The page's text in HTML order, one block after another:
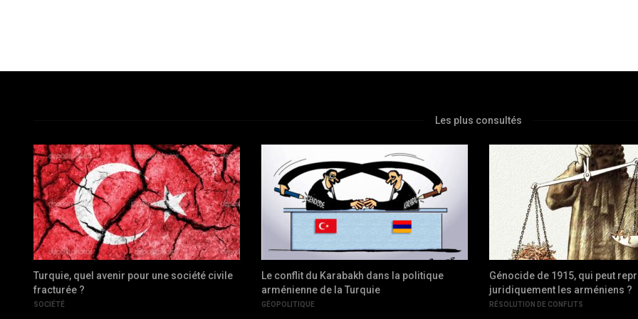
Les plus consultés
Turquie, quel avenir pour une société civile
fracturée ?
SOCIÉTÉ
Le conflit du Karabakh dans la politique
arménienne de la Turquie
GÉOPOLITIQUE
Génocide de 1915, qui peut
juridiquement les arméniens ?
RÉSOLUTION DE CONFLITS